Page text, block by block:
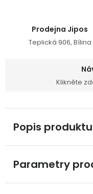
Prodejna Jipos
Teplická 906, Bílina
Klikněte
Popis produktu
Parametry